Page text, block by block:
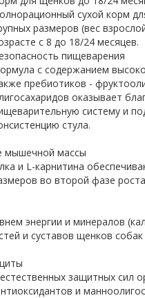
сухой корм
размеров (вес
с 8 до 18/24 месяцев.
пищеварения
с содержанием
пребиотиков -
оказывает
систему и
стула.
мышечной массы
и L-карнитина
во второй фазе
энергии и минералов
и суставов щенков
защитных сил
и